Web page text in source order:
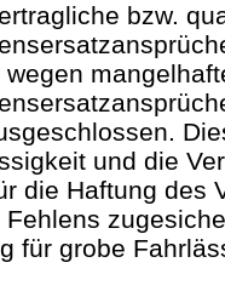
bzw.
wegen
und die
die Haftung des
Fehlens
für grobe